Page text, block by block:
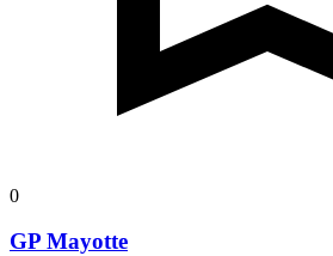
0
GP Mayotte